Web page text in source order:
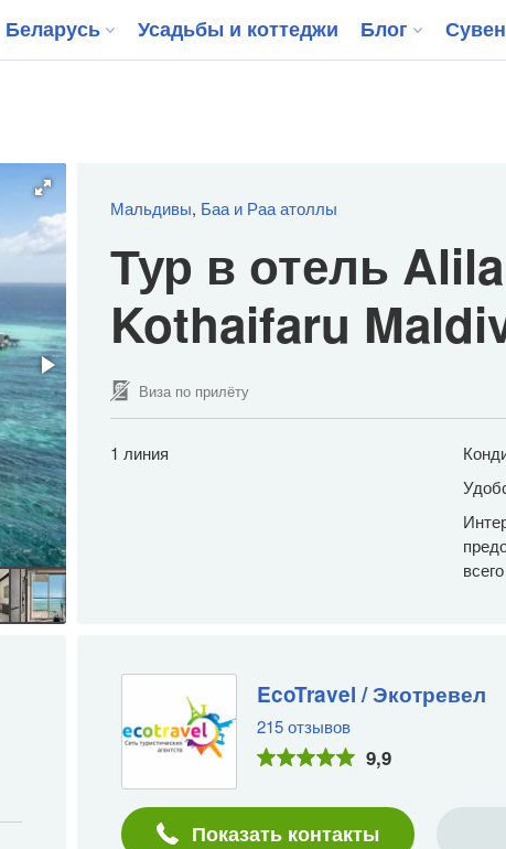
Беларусь Усадьбы и коттеджи Блог
Мальдивы, Баа и Раа атоллы
Тур в отель Alila
Kothaifaru
Виза по прилёту
1 линия
EcoTravel / Экотревел
215 отзывов
9,9
Показать контакты